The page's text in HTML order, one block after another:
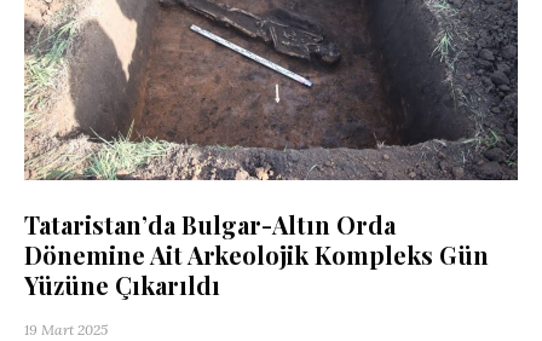
Tataristan’da Bulgar-Altın Orda
Dönemine Ait Arkeolojik Kompleks Gün
Yüzüne Çıkarıldı
19 Mart 2025